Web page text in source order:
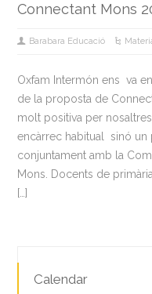
Connectant Mons
Barabara Educació
Oxfam Intermón ens va
de la proposta de
molt positiva per
encàrrec habitual sinó un
conjuntament amb la
Mons. Docents de
[…]
Calendar